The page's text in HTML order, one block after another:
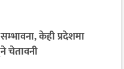
केही प्रदेशमा
चेतावनी